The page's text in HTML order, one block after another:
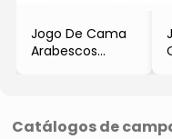
Jogo De Cama
Arabescos
- 2Pçs
Catálogos de